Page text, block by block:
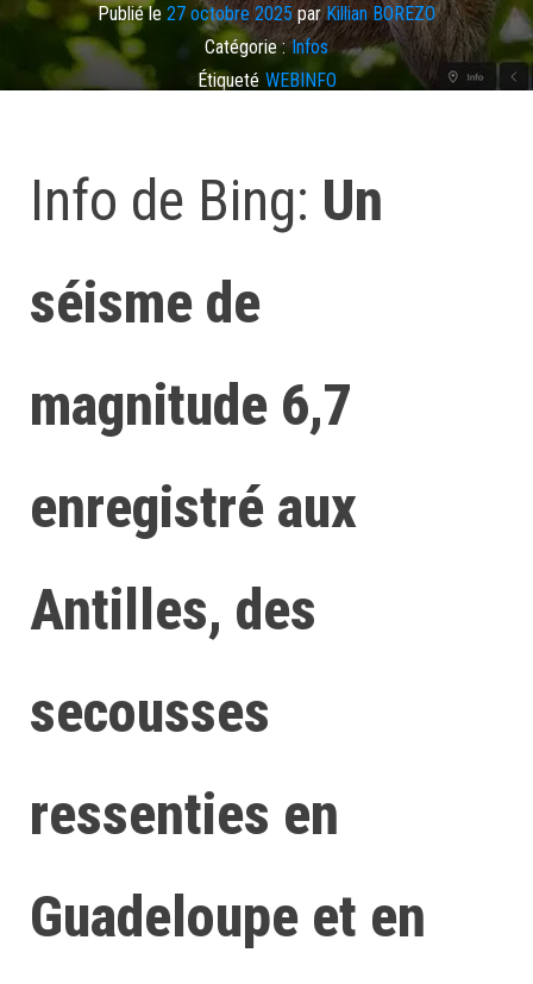
Publié le 27 octobre 2025parKillian BOREZO
Catégorie : Infos
Étiqueté WEBINFO
Info de Bing: Un
séisme de
magnitude 6,7
enregistré aux
Antilles, des
secousses
ressenties en
Guadeloupe et en